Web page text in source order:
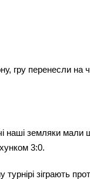
гру перенесли
наші земляки
3:0.
зіграють